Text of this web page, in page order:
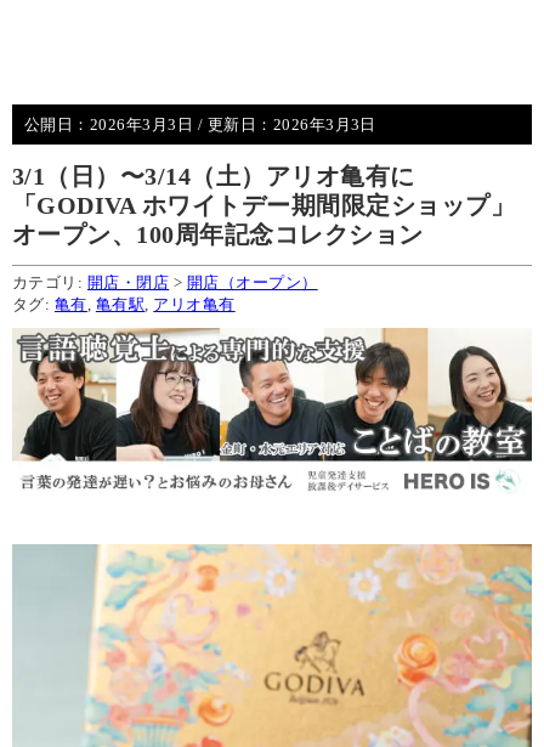
公開日： 2026年3月3日 / 更新日： 2026年3月3日
3/1（日）〜3/14（土）アリオ亀有に
「GODIVA ホワイトデー期間限定ショップ」
オープン、100周年記念コレクション
カテゴリ: 開店・閉店 > 開店（オープン）
タグ: 亀有 亀有駅 アリオ亀有